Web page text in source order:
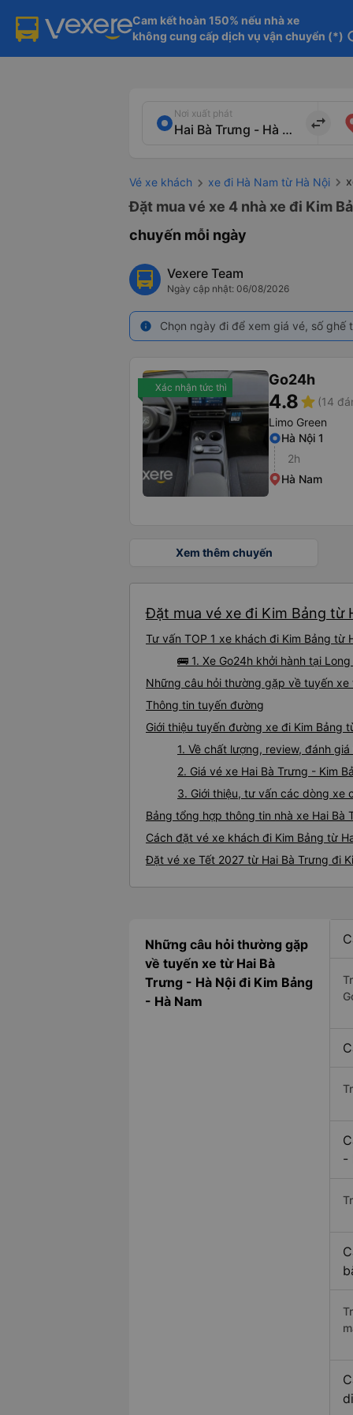
Cam kết hoàn 150% nếu nhà xe
không cung cấp dịch vụ vận chuyển (*)
Nơi xuất phát
import_export
Vé xe khách xe đi Hà Nam từ Hà Nội
Đặt mua vé xe 4 nhà xe đi Kim
chuyến mỗi ngày
Vexere Team
Ngày cập nhật: 06/08/2026
info Chọn ngày đi để xem giá vé, số
Xác nhận tức thì Go24h
4.8star (14
Limo Green
Hà Nội 1
2h
Hà Nam
Xem thêm chuyến
Đặt mua vé xe đi Kim Bảng từ
Tư vấn TOP 1 xe khách đi Kim Bảng
🚌 1. Xe Go24h khởi hành tại Long
Những câu hỏi thường gặp về tuyến xe
Thông tin tuyến đường
Giới thiệu tuyến đường xe đi Kim Bảng
1. Về chất lượng, review, đánh
2. Giá vé xe Hai Bà Trưng - Kim
3. Giới thiệu, tư vấn các dòng xe
Bảng tổng hợp thông tin nhà xe Hai Bà
Cách đặt vé xe khách đi Kim Bảng từ
Đặt vé xe Tết 2027 từ Hai Bà Trưng đi
Những câu hỏi thường gặp
về tuyến xe từ Hai Bà
Trưng - Hà Nội đi Kim Bảng
- Hà Nam
-